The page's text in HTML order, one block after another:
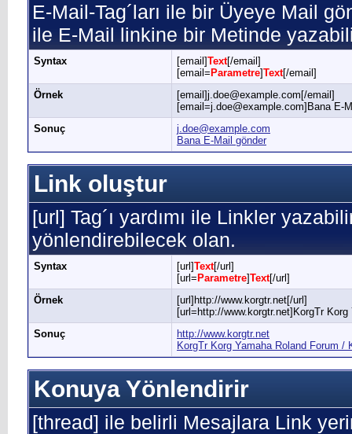
E-Mail-Tag´ları ile bir Üyeye Mail
ile E-Mail linkine bir Metinde
Syntax [email]Text[/email]
[email= Parametre]Text[/email]
Örnek
[email]j.doe@example.com[/email]
[email=j.doe@example.com]Bana E-
Sonuç
j.doe@example.com
Bana E-Mail gönder
Link oluştur
[url] Tag´ı yardımı ile Linkler
yönlendirebilecek olan.
Syntax [url]Text[/url]
[url= Parametre]Text[/url]
Örnek
[url]http://www.korgtr.net[/url]
[url=http://www.korgtr.net]KorgTr
Sonuç
http://www.korgtr.net
KorgTr Korg Yamaha Roland Forum
Konuya Yönlendirir
[thread] ile belirli Mesajlara Link